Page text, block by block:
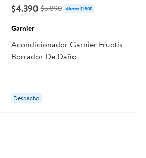
$4.390 $5.890 Ahorra $1.500
Garnier
Acondicionador Garnier Fructis
Borrador De Daño
Despacho